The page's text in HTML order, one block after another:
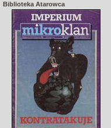
Biblioteka Atarowca